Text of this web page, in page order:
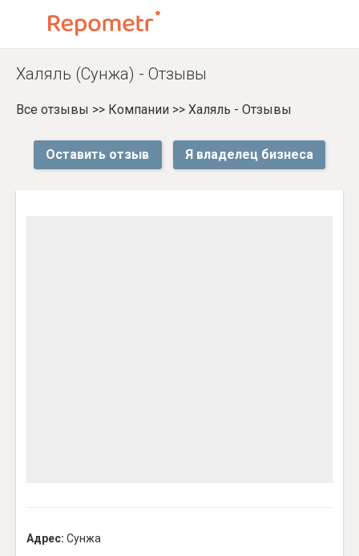
Халяль (Сунжа) - Отзывы
Все отзывы >> Компании >> Халяль - Отзывы
Оставить отзыв Я владелец бизнеса
Адрес: Сунжа